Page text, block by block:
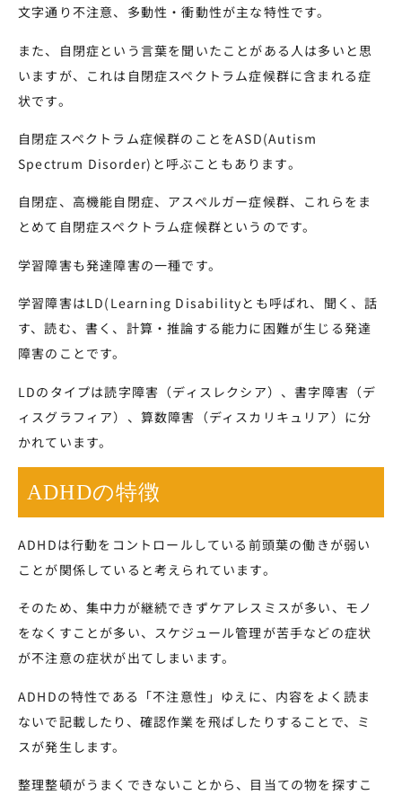
文字通り不注意、多動性・衝動性が主な特性です。
また、自閉症という言葉を聞いたことがある人は多いと思
いますが、これは自閉症スペクトラム症候群に含まれる症
状です。
自閉症スペクトラム症候群のことをASD(Autism
Spectrum Disorder)と呼ぶこともあります。
自閉症、高機能自閉症、アスペルガー症候群、これらをま
とめて自閉症スペクトラム症候群というのです。
学習障害も発達障害の一種です。
学習障害はLD(Learning Disabilityとも呼ばれ、聞く、話
す、読む、書く、計算・推論する能力に困難が生じる発達
障害のことです。
LDのタイプは読字障害（ディスレクシア）、書字障害（デ
ィスグラフィア）、算数障害（ディスカリキュリア）に分
かれています。
ADHDの特徴
ADHDは行動をコントロールしている前頭葉の働きが弱い
ことが関係していると考えられています。
そのため、集中力が継続できずケアレスミスが多い、モノ
をなくすことが多い、スケジュール管理が苦手などの症状
が不注意の症状が出てしまいます。
ADHDの特性である「不注意性」ゆえに、内容をよく読ま
ないで記載したり、確認作業を飛ばしたりすることで、ミ
スが発生します。
整理整頓がうまくできないことから、目当ての物を探すこ